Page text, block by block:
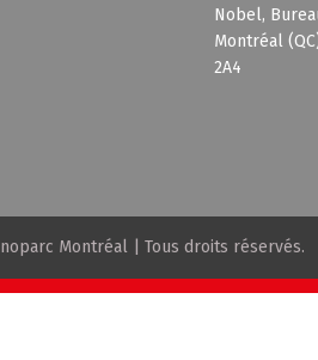
Nobel,
Montréal
2A4
Montréal | Tous droits réservés.